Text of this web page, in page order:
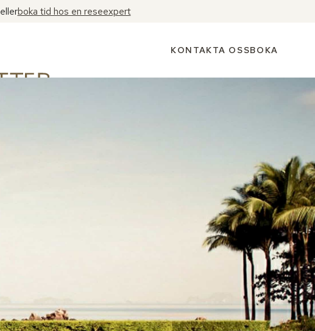
ellerboka tid hos en reseexpert
KONTAKTA OSSBOKA